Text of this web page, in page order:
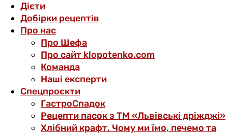
Дієти
Добірки рецептів
Про нас
Про Шефа
Про сайт klopotenko.com
Команда
Наші експерти
Спецпроєкти
ГастроСпадок
Рецепти пасок з ТМ «Львівські дріжджі»
Хлібний крафт. Чому ми їмо, печемо та